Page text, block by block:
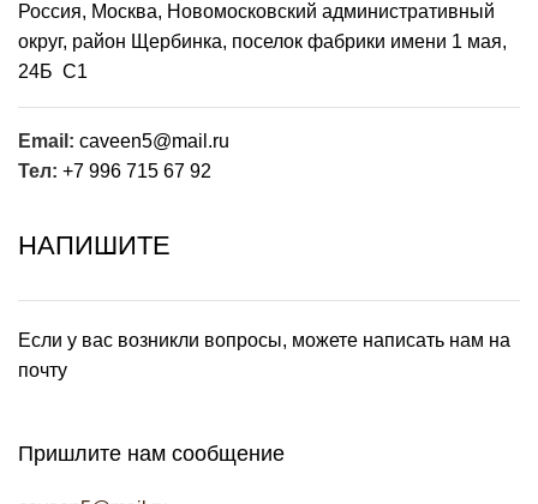
Россия, Москва, Новомосковский административный
округ, район Щербинка, поселок фабрики имени 1 мая,
24Б С1
Email: caveen5@mail.ru
Тел: +7 996 715 67 92
НАПИШИТЕ
Если у вас возникли вопросы, можете написать нам на
почту
Пришлите нам сообщение